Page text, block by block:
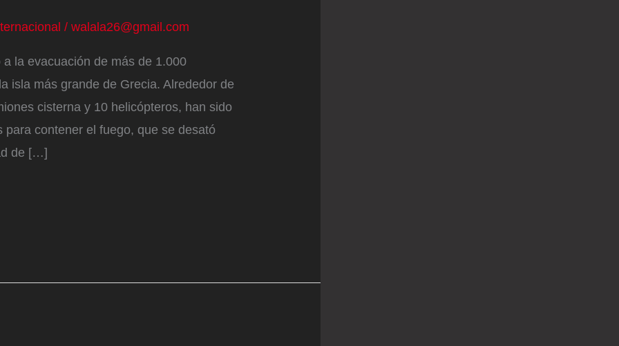
/ walala26@gmail.com
la evacuación de más de 1.000
isla más grande de Grecia. Alrededor de
cisterna y 10 helicópteros, han sido
contener el fuego, que se desató
de […]